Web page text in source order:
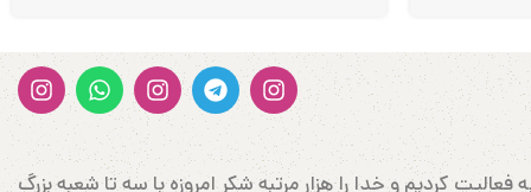
وارد کننده کتونی و پوشاک اورجینال در غرب کشور در شهرستان سربلند مهاباد می‌باشد که در سال 1388 شروع به فعالیت کردیم و خدا را هزار مرتبه شکر امروزه با سه تا شعبه بزرگ